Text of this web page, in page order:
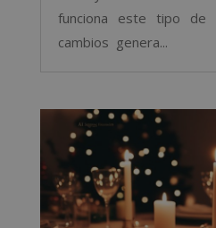
funciona este tipo de
cambios genera...